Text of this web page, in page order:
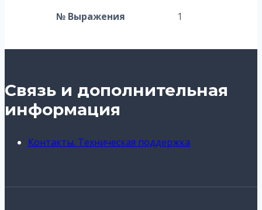
№ Выражения 1
Связь и дополнительная
информация
Контакты. Техническая поддержка